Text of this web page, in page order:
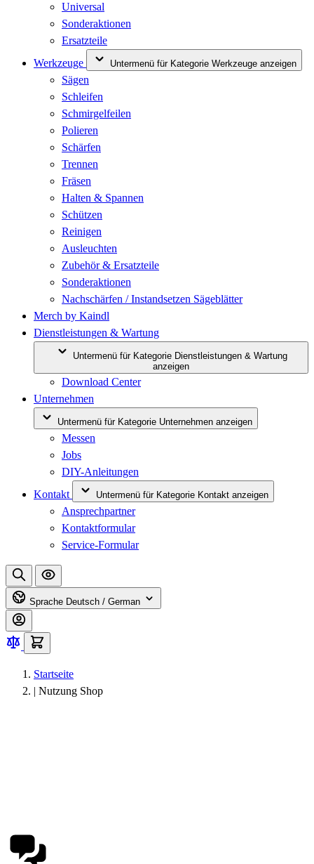
Universal
Sonderaktionen
Ersatzteile
Werkzeuge
Untermenü für Kategorie Werkzeuge anzeigen
Sägen
Schleifen
Schmirgelfeilen
Polieren
Schärfen
Trennen
Fräsen
Halten & Spannen
Schützen
Reinigen
Ausleuchten
Zubehör & Ersatzteile
Sonderaktionen
Nachschärfen / Instandsetzen Sägeblätter
Merch by Kaindl
Dienstleistungen & Wartung
Untermenü für Kategorie Dienstleistungen & Wartung
anzeigen
Download Center
Unternehmen
Untermenü für Kategorie Unternehmen anzeigen
Messen
Jobs
DIY-Anleitungen
Kontakt
Untermenü für Kategorie Kontakt anzeigen
Ansprechpartner
Kontaktformular
Service-Formular
Sprache Deutsch / German
Startseite
| Nutzung Shop